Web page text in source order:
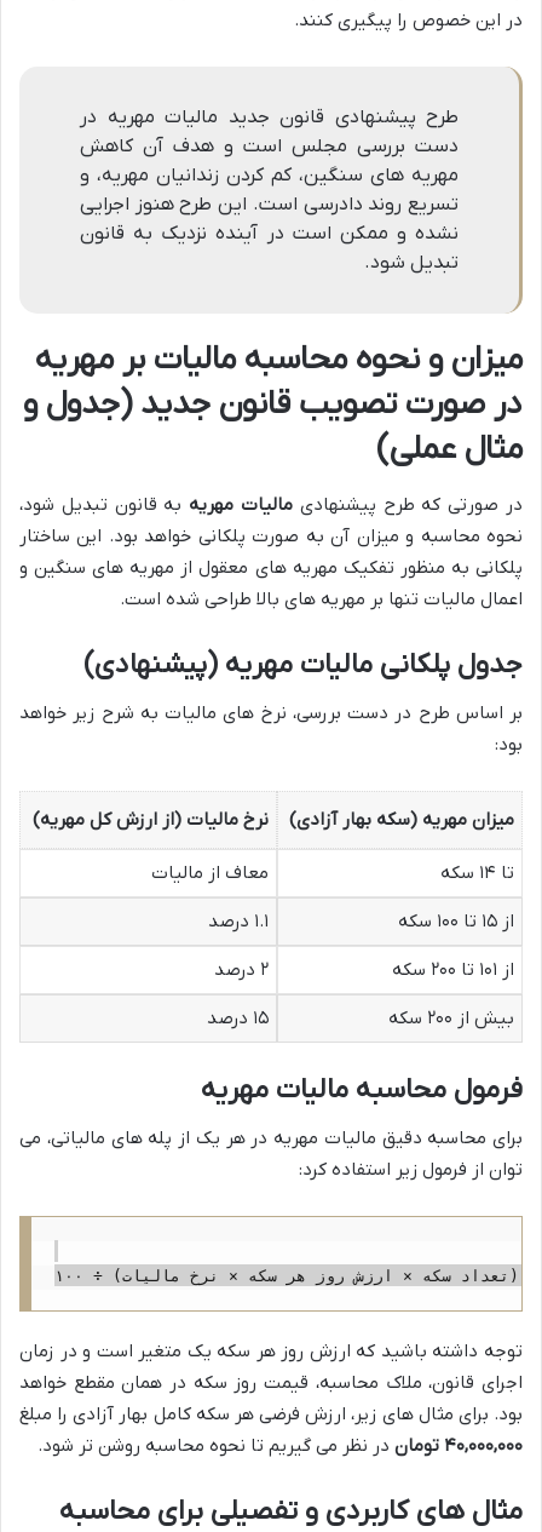
در این خصوص را پیگیری کنند.
طرح پیشنهادی قانون جدید مالیات مهریه در
دست بررسی مجلس است و هدف آن کاهش
مهریه های سنگین، کم کردن زندانیان مهریه، و
تسریع روند دادرسی است. این طرح هنوز اجرایی
نشده و ممکن است در آینده نزدیک به قانون
تبدیل شود.
میزان و نحوه محاسبه مالیات بر مهریه
در صورت تصویب قانون جدید (جدول و
مثال عملی)
در صورتی که طرح پیشنهادی مالیات مهریه به قانون تبدیل شود،
نحوه محاسبه و میزان آن به صورت پلکانی خواهد بود. این ساختار
پلکانی به منظور تفکیک مهریه های معقول از مهریه های سنگین و
اعمال مالیات تنها بر مهریه های بالا طراحی شده است.
جدول پلکانی مالیات مهریه (پیشنهادی)
بر اساس طرح در دست بررسی، نرخ های مالیات به شرح زیر خواهد
بود:
میزان مهریه (سکه بهار آزادی) نرخ مالیات (از ارزش کل مهریه)
تا ۱۴ سکه
معاف از مالیات
از ۱۵ تا ۱۰۰ سکه
۱.۱ درصد
از ۱۰۱ تا ۲۰۰ سکه
۲ درصد
بیش از ۲۰۰ سکه
۱۵ درصد
فرمول محاسبه مالیات مهریه
برای محاسبه دقیق مالیات مهریه در هر یک از پله های مالیاتی، می
توان از فرمول زیر استفاده کرد:
توجه داشته باشید که ارزش روز هر سکه یک متغیر است و در زمان
اجرای قانون، ملاک محاسبه، قیمت روز سکه در همان مقطع خواهد
بود. برای مثال های زیر، ارزش فرضی هر سکه کامل بهار آزادی را مبلغ
۴۰,۰۰۰,۰۰۰ تومان
در نظر می گیریم تا نحوه محاسبه روشن تر شود.
مثال های کاربردی و تفصیلی برای محاسبه